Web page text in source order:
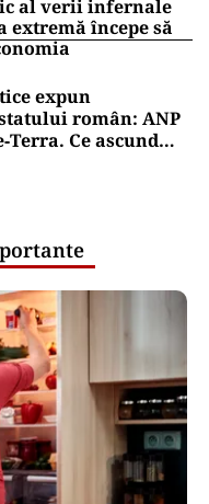
al verii infernale
extremă începe să
expun
român: ANP
Ce ascund